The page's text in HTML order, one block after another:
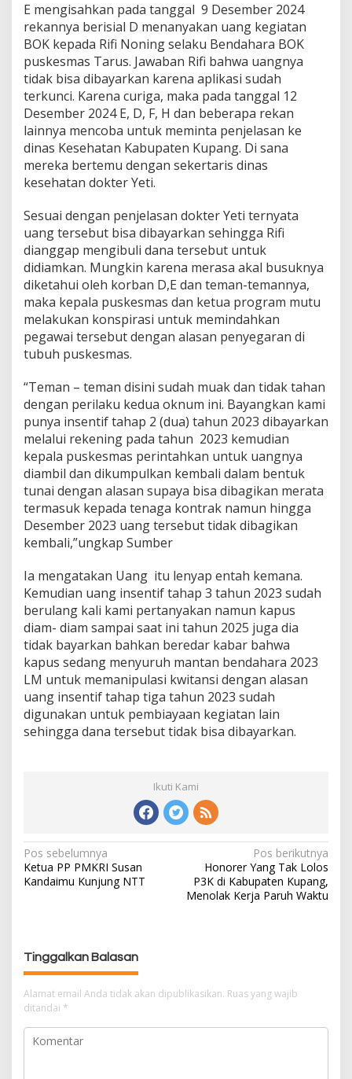
E mengisahkan pada tanggal 9 Desember 2024
rekannya berisial D menanyakan uang kegiatan
BOK kepada Rifi Noning selaku Bendahara BOK
puskesmas Tarus. Jawaban Rifi bahwa uangnya
tidak bisa dibayarkan karena aplikasi sudah
terkunci. Karena curiga, maka pada tanggal 12
Desember 2024 E, D, F, H dan beberapa rekan
lainnya mencoba untuk meminta penjelasan ke
dinas Kesehatan Kabupaten Kupang. Di sana
mereka bertemu dengan sekertaris dinas
kesehatan dokter Yeti.
Sesuai dengan penjelasan dokter Yeti ternyata
uang tersebut bisa dibayarkan sehingga Rifi
dianggap mengibuli dana tersebut untuk
didiamkan. Mungkin karena merasa akal busuknya
diketahui oleh korban D,E dan teman-temannya,
maka kepala puskesmas dan ketua program mutu
melakukan konspirasi untuk memindahkan
pegawai tersebut dengan alasan penyegaran di
tubuh puskesmas.
“Teman – teman disini sudah muak dan tidak tahan
dengan perilaku kedua oknum ini. Bayangkan kami
punya insentif tahap 2 (dua) tahun 2023 dibayarkan
melalui rekening pada tahun 2023 kemudian
kepala puskesmas perintahkan untuk uangnya
diambil dan dikumpulkan kembali dalam bentuk
tunai dengan alasan supaya bisa dibagikan merata
termasuk kepada tenaga kontrak namun hingga
Desember 2023 uang tersebut tidak dibagikan
kembali,”ungkap Sumber
Ia mengatakan Uang itu lenyap entah kemana.
Kemudian uang insentif tahap 3 tahun 2023 sudah
berulang kali kami pertanyakan namun kapus
diam- diam sampai saat ini tahun 2025 juga dia
tidak bayarkan bahkan beredar kabar bahwa
kapus sedang menyuruh mantan bendahara 2023
LM untuk memanipulasi kwitansi dengan alasan
uang insentif tahap tiga tahun 2023 sudah
digunakan untuk pembiayaan kegiatan lain
sehingga dana tersebut tidak bisa dibayarkan.
Ikuti Kami
N
a
v
s
i
p
o
s
Pos sebelumnya
Ketua PP PMKRI Susan
Kandaimu Kunjung NTT
Pos berikutnya
Honorer Yang Tak Lolos
P3K di Kabupaten Kupang,
Menolak Kerja Paruh Waktu
Tinggalkan Balasan
Alamat email Anda tidak akan dipublikasikan. Ruas yang wajib
ditandai *